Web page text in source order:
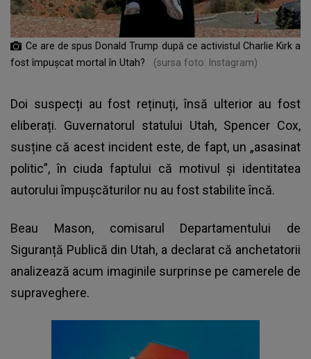
Ce are de spus Donald Trump după ce activistul Charlie Kirk a
fost împușcat mortal în Utah?
(sursa foto: Instagram)
Doi suspecți au fost reținuți, însă ulterior au fost
eliberați. Guvernatorul statului Utah, Spencer Cox,
susține că acest incident este, de fapt, un „asasinat
politic”, în ciuda faptului că motivul și identitatea
autorului împușcăturilor nu au fost stabilite încă.
Beau Mason, comisarul Departamentului de
Siguranță Publică din Utah, a declarat că anchetatorii
analizează acum imaginile surprinse pe camerele de
supraveghere.